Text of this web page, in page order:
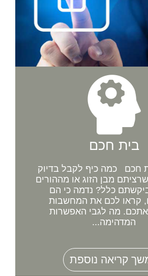
בית חכם
חכם כמה כיף לקבל בדיוק
מבן הזוג או מההורים
כלל? נדמה כי הם
קראו לכם את המחשבות
אתכם. מה לגבי האפשרות
המדהימה...
קריאה נוספת